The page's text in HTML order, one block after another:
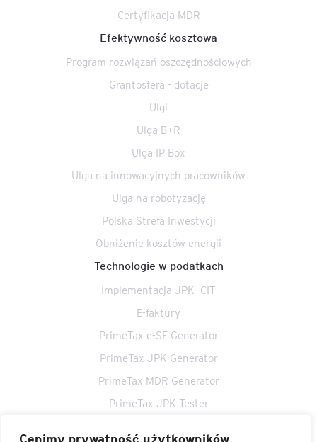
Cenimy prywatność użytkowników
Certyfikacja MDR
Efektywność kosztowa
Program rozwiązań oszczędnościowych
Grantosfera - dotacje
Ulgi
Ulga B+R
Ulga IP Box
Ulga na innowacyjnych pracowników
Ulga na robotyzację
Polska Strefa Inwestycji
Obniżenie kosztów energii
Technologie w podatkach
Implementacja JPK_CIT
E-faktury
PrimeTax e-SF Generator
PrimeTax JPK Generator
PrimeTax MDR Generator
PrimeTax JPK Tester